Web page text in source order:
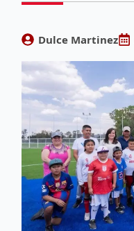
Dulce Martinez